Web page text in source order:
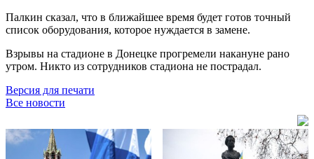
Палкин сказал, что в ближайшее время будет готов точный
список оборудования, которое нуждается в замене.
Взрывы на стадионе в Донецке прогремели накануне рано
утром. Никто из сотрудников стадиона не пострадал.
Версия для печати
Все новости